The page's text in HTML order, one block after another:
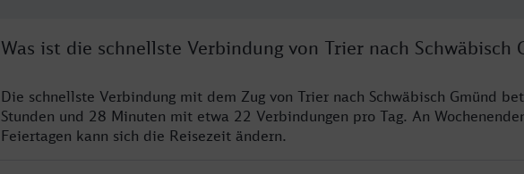
Was ist die schnellste Verbindung von Trier nach Schwäbisch
Die schnellste Verbindung mit dem Zug von Trier nach Schwäbisch Gmünd
Stunden und 28 Minuten mit etwa 22 Verbindungen pro Tag. An
Feiertagen kann sich die Reisezeit ändern.